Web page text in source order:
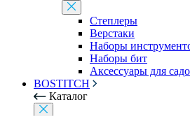
Степлеры
Верстаки
Наборы
Наборы бит
Аксессуары для
BOSTITCH
Каталог